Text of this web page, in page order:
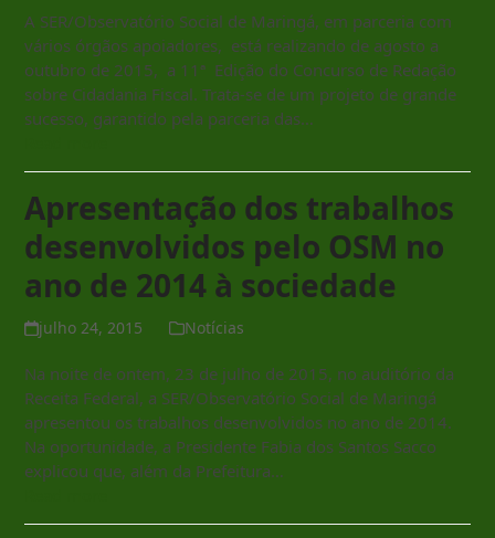
A SER/Observatório Social de Maringá, em parceria com
vários órgãos apoiadores, está realizando de agosto a
outubro de 2015, a 11ª Edição do Concurso de Redação
sobre Cidadania Fiscal. Trata-se de um projeto de grande
sucesso, garantido pela parceria das…
Apresentação dos trabalhos
desenvolvidos pelo OSM no
ano de 2014 à sociedade
julho 24, 2015 Notícias
Na noite de ontem, 23 de julho de 2015, no auditório da
Receita Federal, a SER/Observatório Social de Maringá
apresentou os trabalhos desenvolvidos no ano de 2014.
Na oportunidade, a Presidente Fabia dos Santos Sacco
explicou que, além da Prefeitura…